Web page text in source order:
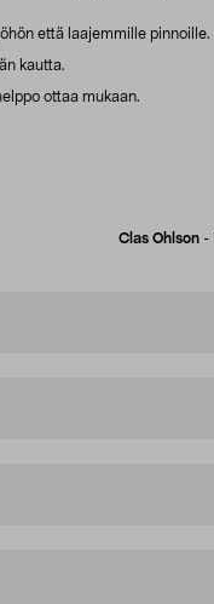
että laajemmille pinnoille.
kautta.
ottaa mukaan.
Clas Ohlson -